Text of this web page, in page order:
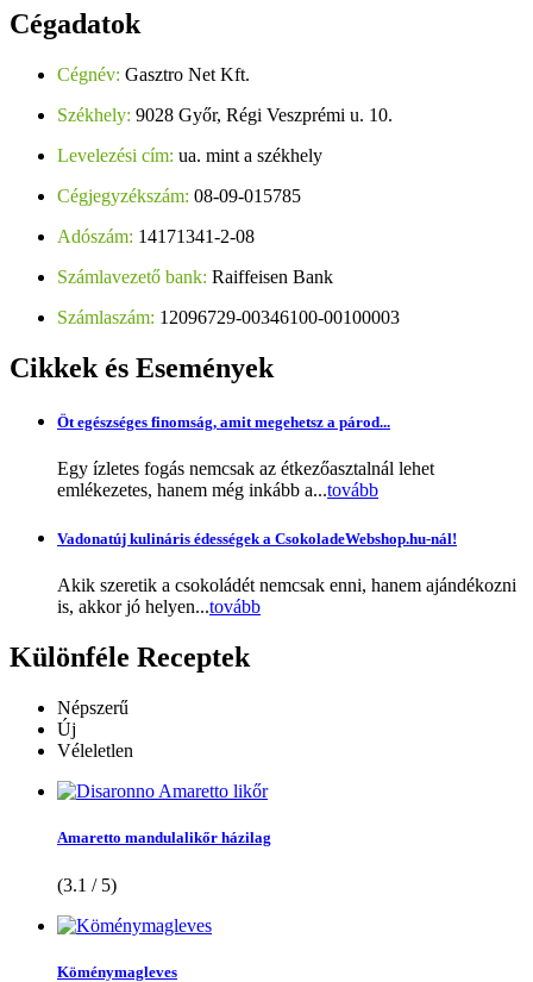
Cégadatok
Cégnév: Gasztro Net Kft.
Székhely: 9028 Győr, Régi Veszprémi u. 10.
Levelezési cím: ua. mint a székhely
Cégjegyzékszám: 08-09-015785
Adószám: 14171341-2-08
Számlavezető bank: Raiffeisen Bank
Számlaszám: 12096729-00346100-00100003
Cikkek és Események
Öt egészséges finomság, amit megehetsz a párod...
Egy ízletes fogás nemcsak az étkezőasztalnál lehet
emlékezetes, hanem még inkább a...tovább
Vadonatúj kulináris édességek a CsokoladeWebshop.hu-nál!
Akik szeretik a csokoládét nemcsak enni, hanem ajándékozni
is, akkor jó helyen...tovább
Különféle Receptek
Népszerű
Új
Véleletlen
Amaretto mandulalikőr házilag
(3.1 / 5)
Köménymagleves